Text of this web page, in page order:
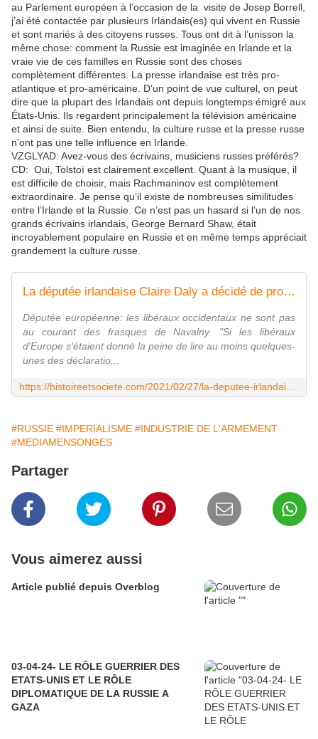
au Parlement européen à l’occasion de la visite de Josep Borrell,
j’ai été contactée par plusieurs Irlandais(es) qui vivent en Russie
et sont mariés à des citoyens russes. Tous ont dit à l’unisson la
même chose: comment la Russie est imaginée en Irlande et la
vraie vie de ces familles en Russie sont des choses
complètement différentes. La presse irlandaise est très pro-
atlantique et pro-américaine. D’un point de vue culturel, on peut
dire que la plupart des Irlandais ont depuis longtemps émigré aux
États-Unis. Ils regardent principalement la télévision américaine
et ainsi de suite. Bien entendu, la culture russe et la presse russe
n’ont pas une telle influence en Irlande.
VZGLYAD: Avez-vous des écrivains, musiciens russes préférés?
CD: Oui, Tolstoï est clairement excellent. Quant à la musique, il
est difficile de choisir, mais Rachmaninov est complètement
extraordinaire. Je pense qu’il existe de nombreuses similitudes
entre l’Irlande et la Russie. Ce n’est pas un hasard si l’un de nos
grands écrivains irlandais, George Bernard Shaw, était
incroyablement populaire en Russie et en même temps appréciait
grandement la culture russe.
La députée irlandaise Claire Daly a décidé de protéger la Russie d'un flot d'accusations ridicules - Histoire et société
Députée européenne: les libéraux occidentaux ne sont pas
au courant des frasques de Navalny. "Si les libéraux
d'Europe s'étaient donné la peine de lire au moins quelques-
unes des déclaratio...
#RUSSIE #IMPERIALISME #INDUSTRIE DE L'ARMEMENT
#MEDIAMENSONGES
Partager
Vous aimerez aussi
Article publié depuis Overblog
03-04-24- LE RÔLE GUERRIER DES
ETATS-UNIS ET LE RÔLE
DIPLOMATIQUE DE LA RUSSIE A
GAZA